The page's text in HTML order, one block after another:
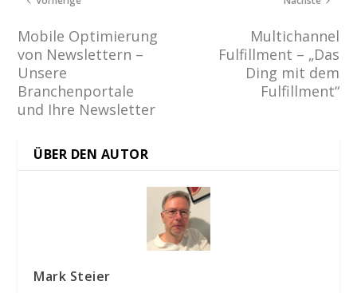
Mobile Optimierung
von Newslettern –
Unsere
Branchenportale
und Ihre Newsletter
Multichannel
Fulfillment – „Das
Ding mit dem
Fulfillment“
ÜBER DEN AUTOR
Mark Steier